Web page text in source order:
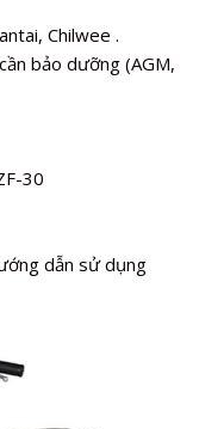
Chilwee .
bảo dưỡng (AGM,
30
dẫn sử dụng